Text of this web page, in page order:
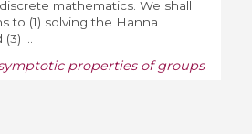
mathematics. We shall
to (1) solving the Hanna
...
properties of groups